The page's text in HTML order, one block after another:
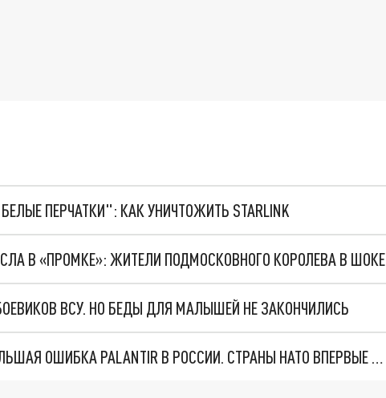
ПЕРЧАТКИ": КАК УНИЧТОЖИТЬ STARLINK
В «ПРОМКЕ»: ЖИТЕЛИ ПОДМОСКОВНОГО КОРОЛЕВА В ШОКЕ
ВСУ. НО БЕДЫ ДЛЯ МАЛЫШЕЙ НЕ ЗАКОНЧИЛИСЬ
"ОЧЕНЬ ПЛОХИЕ НОВОСТИ": БОЛЬШАЯ ОШИБКА PALANTIR В РОССИИ. СТРАНЫ НАТО ВПЕРВЫЕ ЗА СВО ОСТАНОВИЛИ ПОСТАВКИ ОРУЖИЯ. ВСУ ТЕРЯЮТ ПРИГРАНИЧЬЕ?